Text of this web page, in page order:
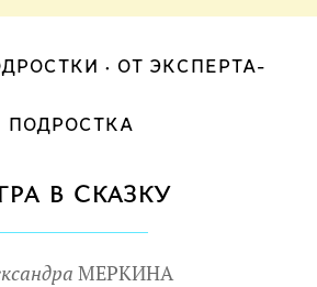
ОТ ЭКСПЕРТА-
ПОДРОСТКА
в сказку
МЕРКИНА